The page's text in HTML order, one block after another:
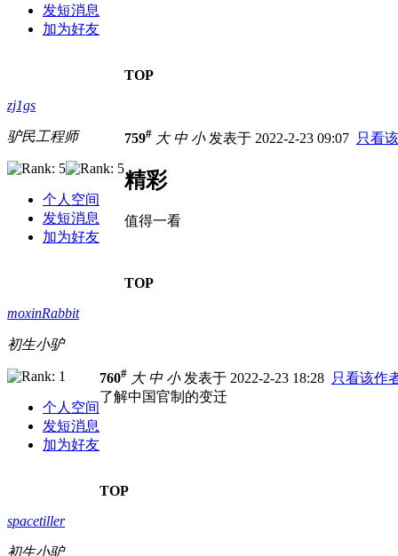
发短消息
加为好友
TOP
zj1gs
驴民工程师
个人空间
发短消息
加为好友
759# 大 中 小发表于 2022-2-23 09:07 只看
精彩
值得一看
TOP
moxinRabbit
初生小驴
个人空间
发短消息
加为好友
760# 大 中 小发表于 2022-2-23 18:28 只看该作
了解中国官制的变迁
TOP
spacetiller
初生小驴